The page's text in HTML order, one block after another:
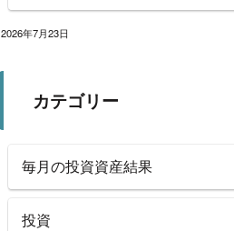
2026年7月23日
カテゴリー
毎月の投資資産結果
投資